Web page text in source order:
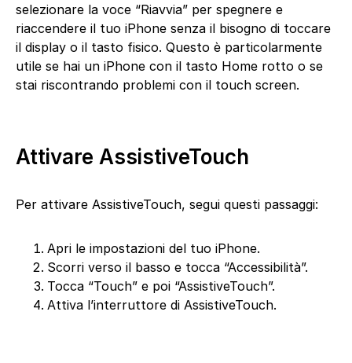
selezionare la voce “Riavvia” per spegnere e
riaccendere il tuo iPhone senza il bisogno di toccare
il display o il tasto fisico. Questo è particolarmente
utile se hai un iPhone con il tasto Home rotto o se
stai riscontrando problemi con il touch screen.
Attivare AssistiveTouch
Per attivare AssistiveTouch, segui questi passaggi:
Apri le impostazioni del tuo iPhone.
Scorri verso il basso e tocca “Accessibilità”.
Tocca “Touch” e poi “AssistiveTouch”.
Attiva l’interruttore di AssistiveTouch.